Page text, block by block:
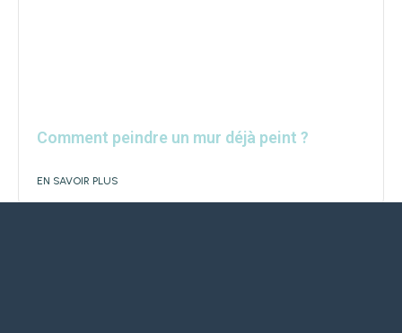
Comment peindre un mur déjà peint ?
EN SAVOIR PLUS